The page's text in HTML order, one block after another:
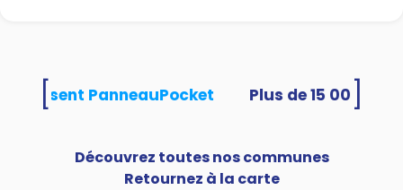
utilisent PanneauPocket
Découvrez toutes nos communes
Retournez à la carte